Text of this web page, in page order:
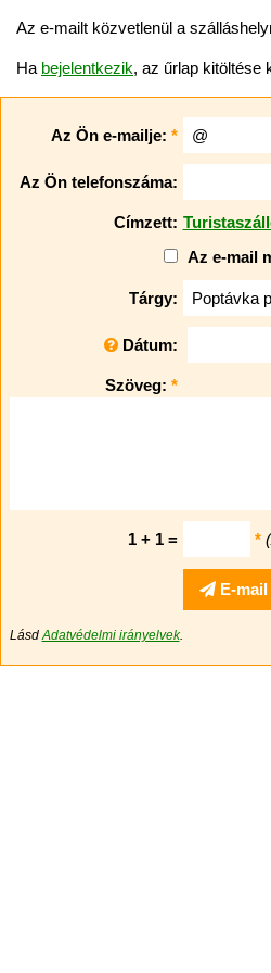
Az e-mailt közvetlenül a
Ha bejelentkezik, az űrlap kitöltése
Az Ön e-mailje: *
Az Ön telefonszáma:
Címzett:
Az e-mail
Tárgy:
Dátum:
Szöveg: *
1 + 1 = *
E-mail
Lásd Adatvédelmi irányelvek.